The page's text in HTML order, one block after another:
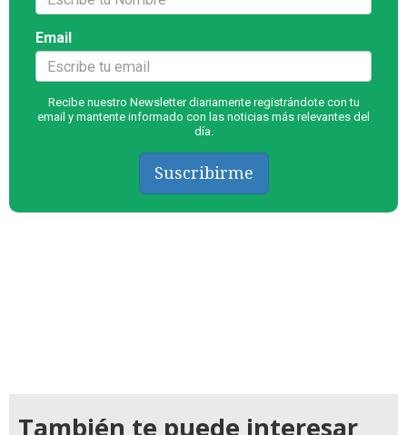
Email
Recibe nuestro Newsletter diariamente registrándote con tu
email y mantente informado con las noticias más relevantes del
día.
Suscribirme
También te puede interesar